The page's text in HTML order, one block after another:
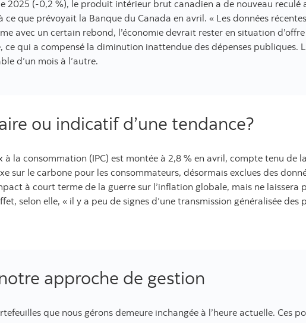
2025 (-0,2 %), le produit intérieur brut canadien a de nouveau reculé
que prévoyait la Banque du Canada en avril. « Les données
avec un certain rebond, l’économie devrait rester en situation
qui a compensé la diminution inattendue des dépenses publiques.
d’un mois à l’autre.
ou indicatif d’une tendance?
la consommation (IPC) est montée à 2,8 % en avril, compte tenu de
sur le carbone pour les consommateurs, désormais exclues des
à court terme de la guerre sur l’inflation globale, mais ne laissera
selon elle, « il y a peu de signes d’une transmission généralisée des
approche de gestion
que nous gérons demeure inchangée à l’heure actuelle. Ces